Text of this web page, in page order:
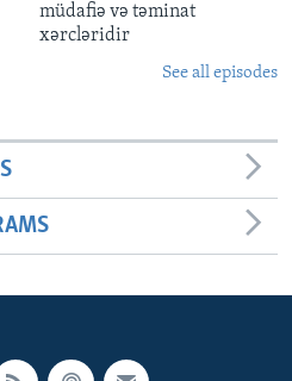
müdafiə və təminat
xərcləridir
See all episodes